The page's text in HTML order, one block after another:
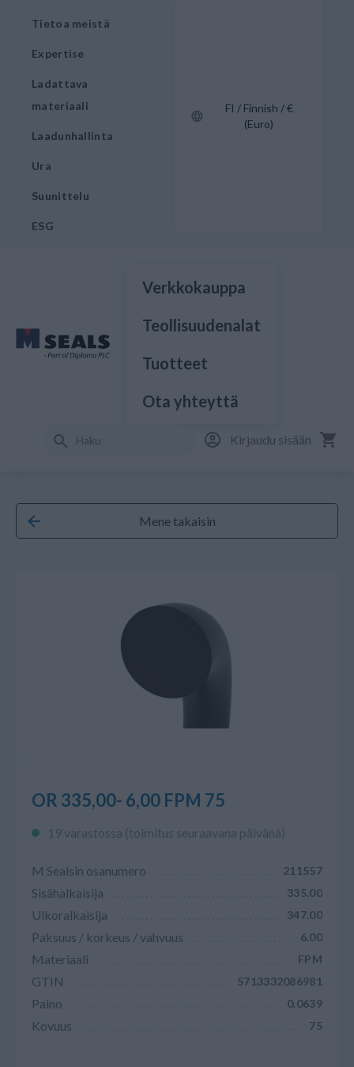
Tietoa meistä
Expertise
Ladattava
materiaali
Laadunhallinta
Ura
Suunittelu
ESG
FI / Finnish / €
(Euro)
Verkkokauppa
Teollisuudenalat
Tuotteet
Ota yhteyttä
Kirjaudu sisään
Mene takaisin
OR 335,00- 6,00 FPM 75
19 varastossa (toimitus seuraavana päivänä)
M Sealsin osanumero 211557
Sisähalkaisija 335.00
Ulkoralkaisija 347.00
Paksuus / korkeus / vahvuus 6.00
Materiaali FPM
GTIN 5713332086981
Paino 0.0639
Kovuus 75